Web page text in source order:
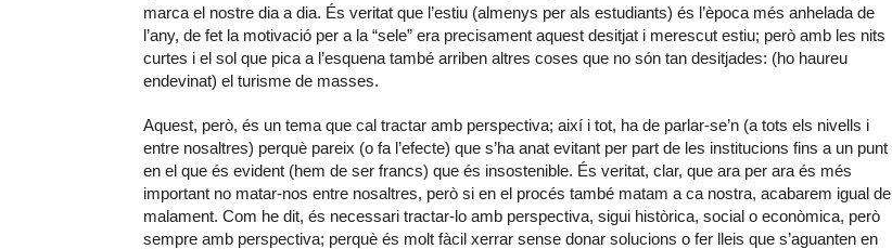
marca el nostre dia a dia. És veritat que l’estiu (almenys per als estudiants) és l’època més anhelada de
l’any, de fet la motivació per a la “sele” era precisament aquest desitjat i merescut estiu; però amb les nits
curtes i el sol que pica a l’esquena també arriben altres coses que no són tan desitjades: (ho haureu
endevinat) el turisme de masses.
Aquest, però, és un tema que cal tractar amb perspectiva; així i tot, ha de parlar-se’n (a tots els nivells i
entre nosaltres) perquè pareix (o fa l’efecte) que s’ha anat evitant per part de les institucions fins a un punt
en el que és evident (hem de ser francs) que és insostenible. És veritat, clar, que ara per ara és més
important no matar-nos entre nosaltres, però si en el procés també matam a ca nostra, acabarem igual de
malament. Com he dit, és necessari tractar-lo amb perspectiva, sigui històrica, social o econòmica, però
sempre amb perspectiva; perquè és molt fàcil xerrar sense donar solucions o fer lleis que s’aguanten en